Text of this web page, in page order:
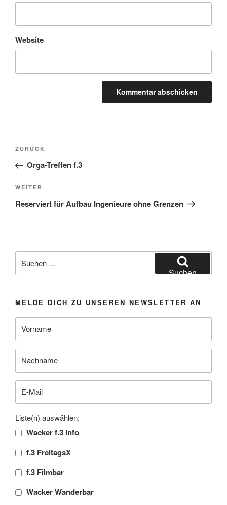
Website
Beitragsnavigation
Vorheriger
Beitrag
ZURÜCK
Orga-Treffen f.3
Nächster
Beitrag
WEITER
Reserviert für Aufbau Ingenieure ohne Grenzen
nach:
Suchen
MELDE DICH ZU UNSEREN NEWSLETTER AN
Liste(n) auswählen:
Wacker f.3 Info
f.3 FreitagsX
f.3 Filmbar
Wacker Wanderbar